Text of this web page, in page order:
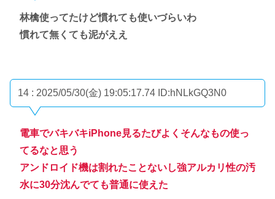
林檎使ってたけど慣れても使いづらいわ
慣れて無くても泥がええ
14 : 2025/05/30(金) 19:05:17.74 ID:hNLkGQ3N0
電車でバキバキiPhone見るたびよくそんなもの使っ
てるなと思う
アンドロイド機は割れたことないし強アルカリ性の汚
水に30分沈んでても普通に使えた